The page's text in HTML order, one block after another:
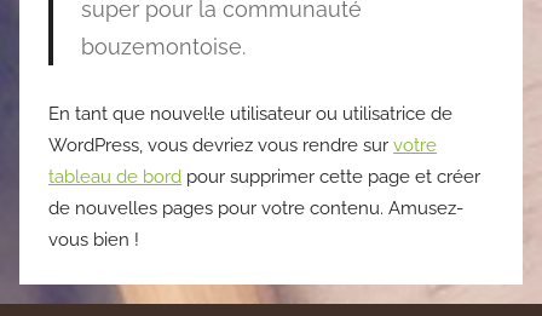
super pour la communauté
bouzemontoise.
En tant que nouvel·le utilisateur ou utilisatrice de
WordPress, vous devriez vous rendre sur votre
tableau de bord pour supprimer cette page et créer
de nouvelles pages pour votre contenu. Amusez-
vous bien !